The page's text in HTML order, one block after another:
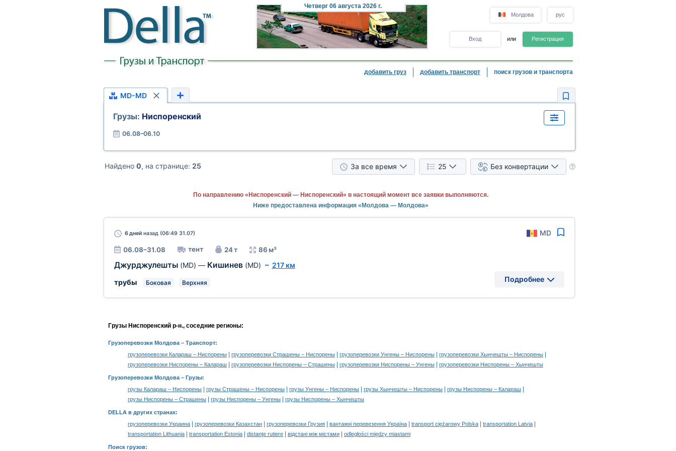
Четверг 06 августа 2026 г.
Молдова рус
Вход или Регистрация
добавить груз добавить транспорт поиск грузов и транспорта
MD-MD
Грузы: Ниспоренский
06.08–06.10
Найдено 0, на странице: 25 За все время 25 Без конвертации
По направлению «Ниспоренский — Ниспоренский» в настоящий момент все заявки выполняются.
Ниже предоставлена информация «Молдова — Молдова»
6 днейназад (06:49 31.07) MD
06.08–31.08 тент 24 т 86 м³
Джурджулешты (MD) — Кишинев (MD) ~ 217 км
трубы
Боковая Верхняя Подробнее
Грузы Ниспоренский р-н., соседние регионы:
Грузоперевозки Молдова – Транспорт:
грузоперевозки Калараш – Ниспорены
грузоперевозки Страшены – Ниспорены грузоперевозки Унгены – Ниспорены грузоперевозки Хынчешты – Ниспорены
грузоперевозки Ниспорены – Калараш грузоперевозки Ниспорены – Страшены грузоперевозки Ниспорены – Унгены грузоперевозки Ниспорены – Хынчешты
Грузоперевозки Молдова – Грузы:
грузы Калараш – Ниспорены
грузы Страшены – Ниспорены грузы Унгены – Ниспорены грузы Хынчешты – Ниспорены грузы Ниспорены – Калараш
грузы Ниспорены – Страшены грузы Ниспорены – Унгены грузы Ниспорены – Хынчешты
DELLA в других странах:
грузоперевозки Украина
грузоперевозки Казахстан грузоперевозки Грузия вантажні перевезення Україна transport ciężarowy Polska transportation Latvia
transportation Lithuania transportation Estonia distanţe rutiere відстані між містами odległości między miastami
Поиск грузов: